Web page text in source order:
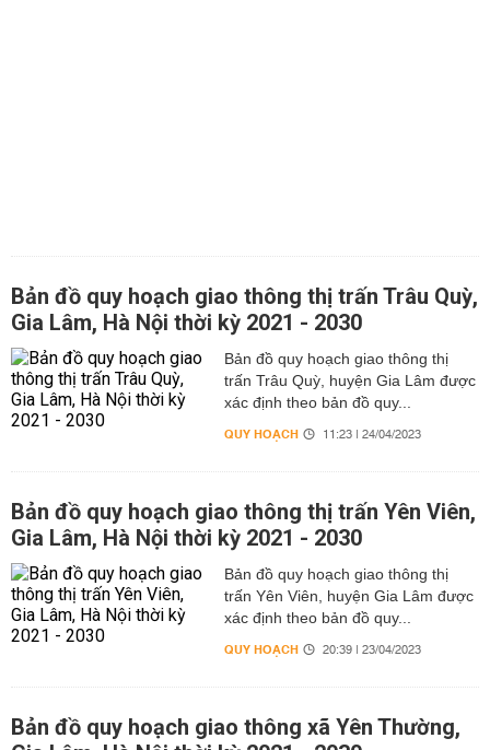
Bản đồ quy hoạch giao thông thị trấn Trâu Quỳ,
Gia Lâm, Hà Nội thời kỳ 2021 - 2030
Bản đồ quy hoạch giao thông thị
trấn Trâu Quỳ, huyện Gia Lâm được
xác định theo bản đồ quy...
QUY HOẠCH 11:23 | 24/04/2023
Bản đồ quy hoạch giao thông thị trấn Yên Viên,
Gia Lâm, Hà Nội thời kỳ 2021 - 2030
Bản đồ quy hoạch giao thông thị
trấn Yên Viên, huyện Gia Lâm được
xác định theo bản đồ quy...
QUY HOẠCH 20:39 | 23/04/2023
Bản đồ quy hoạch giao thông xã Yên Thường,